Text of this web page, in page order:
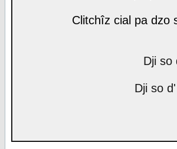
Clitchîz cial pa dzo
Dji so
Dji so